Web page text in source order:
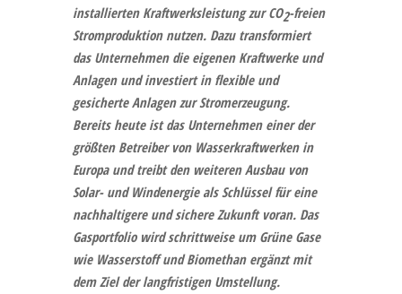
installierten Kraftwerksleistung zur CO2-freien
Stromproduktion nutzen. Dazu transformiert
das Unternehmen die eigenen Kraftwerke und
Anlagen und investiert in flexible und
gesicherte Anlagen zur Stromerzeugung.
Bereits heute ist das Unternehmen einer der
größten Betreiber von Wasserkraftwerken in
Europa und treibt den weiteren Ausbau von
Solar- und Windenergie als Schlüssel für eine
nachhaltigere und sichere Zukunft voran. Das
Gasportfolio wird schrittweise um Grüne Gase
wie Wasserstoff und Biomethan ergänzt mit
dem Ziel der langfristigen Umstellung.